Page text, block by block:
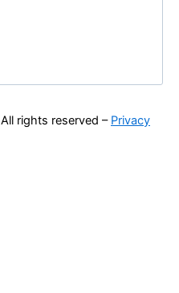
rights reserved – Privacy